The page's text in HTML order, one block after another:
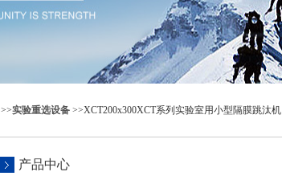
>>实验重选设备 >>XCT200x300XCT系列实验室用小型隔膜跳汰机
产品中心